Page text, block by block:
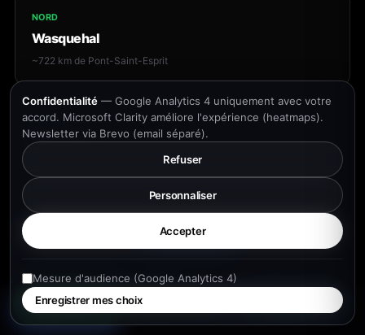
NORD
Wasquehal
~722 km de Pont-Saint-Esprit
Wattignies
~726 km de Pont-Saint-Esprit
Confidentialité — Google Analytics 4 uniquement avec votre
accord. Microsoft Clarity améliore l'expérience (heatmaps).
Newsletter via Brevo (email séparé).
Refuser
Personnaliser
Accepter
Mesure d'audience (Google Analytics 4)
Enregistrer mes choix
Mon projet
Laisser un avis